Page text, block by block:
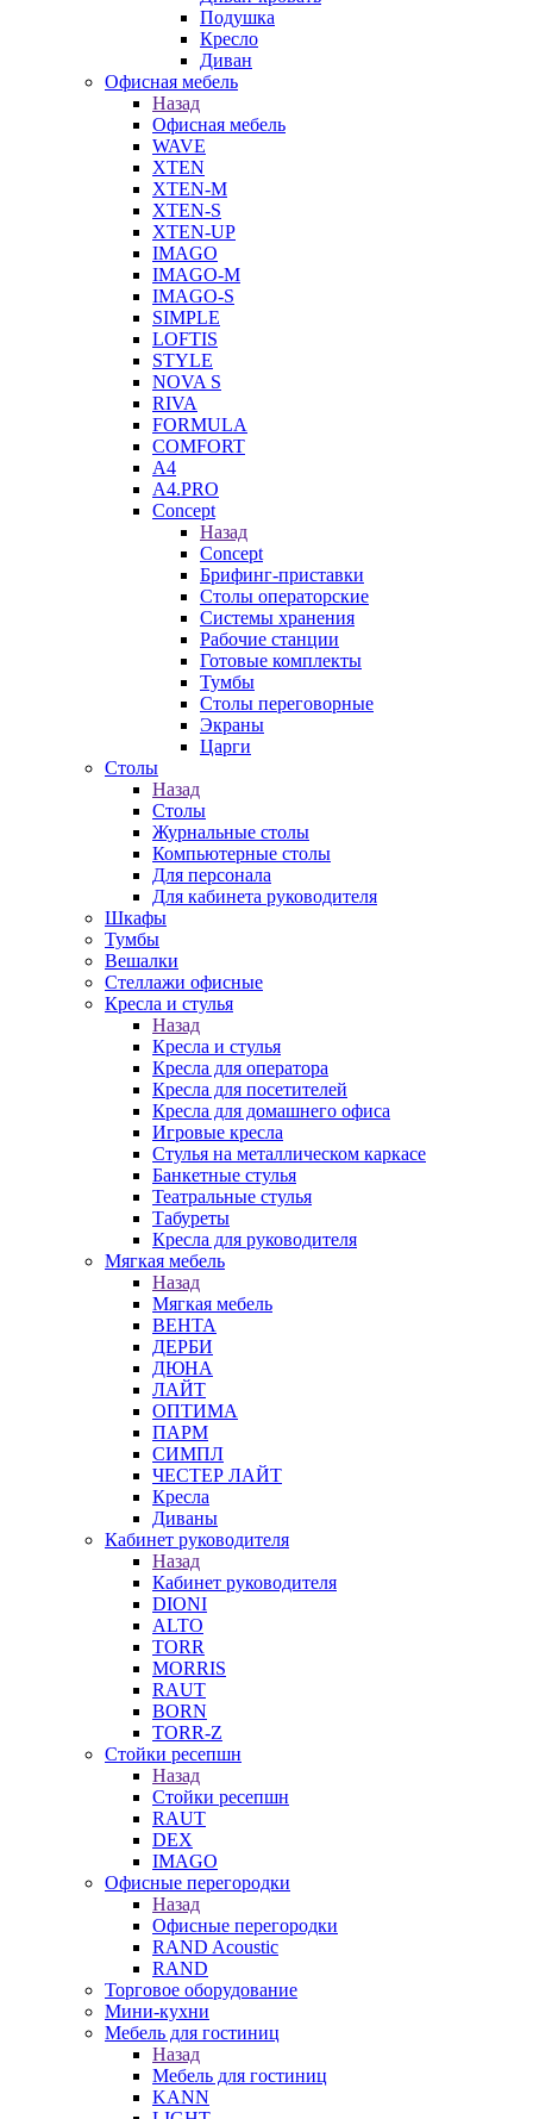
Подушка
Кресло
Диван
Офисная мебель
Назад
Офисная мебель
WAVE
XTEN
XTEN-M
XTEN-S
XTEN-UP
IMAGO
IMAGO-M
IMAGO-S
SIMPLE
LOFTIS
STYLE
NOVA S
RIVA
FORMULA
COMFORT
A4
A4.PRO
Concept
Назад
Concept
Брифинг-приставки
Столы операторские
Системы хранения
Рабочие станции
Готовые комплекты
Тумбы
Столы переговорные
Экраны
Царги
Столы
Назад
Столы
Журнальные столы
Компьютерные столы
Для персонала
Для кабинета руководителя
Шкафы
Тумбы
Вешалки
Стеллажи офисные
Кресла и стулья
Назад
Кресла и стулья
Кресла для оператора
Кресла для посетителей
Кресла для домашнего офиса
Игровые кресла
Стулья на металлическом каркасе
Банкетные стулья
Театральные стулья
Табуреты
Кресла для руководителя
Мягкая мебель
Назад
Мягкая мебель
ВЕНТА
ДЕРБИ
ДЮНА
ЛАЙТ
ОПТИМА
ПАРМ
СИМПЛ
ЧЕСТЕР ЛАЙТ
Кресла
Диваны
Кабинет руководителя
Назад
Кабинет руководителя
DIONI
ALTO
TORR
MORRIS
RAUT
BORN
TORR-Z
Стойки ресепшн
Назад
Стойки ресепшн
RAUT
DEX
IMAGO
Офисные перегородки
Назад
Офисные перегородки
RAND Acoustic
RAND
Торговое оборудование
Мини-кухни
Мебель для гостиниц
Назад
Мебель для гостиниц
KANN